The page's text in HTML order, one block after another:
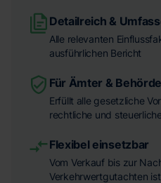
Detailreich &
Alle relevanten
ausführlichen Bericht
Für Ämter &
Erfüllt alle gesetzliche
rechtliche und
Flexibel einsetzbar
Vom Verkauf bis zur
Verkehrwertgutachten